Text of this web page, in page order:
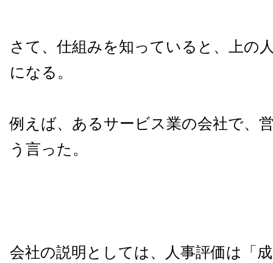
さて、仕組みを知っていると、上の
になる。
例えば、あるサービス業の会社で、
う言った。
会社の説明としては、人事評価は「